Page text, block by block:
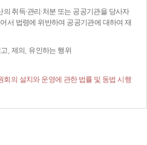
취득·관리·처분 또는 공공기관을 당사자
서 법령에 위반하여 공공기관에 대하여 재
, 제의, 유인하는 행위
의 설치와 운영에 관한 법률 및 동법 시행